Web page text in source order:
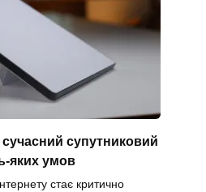
сучасний супутниковий
яких умов
стає критично